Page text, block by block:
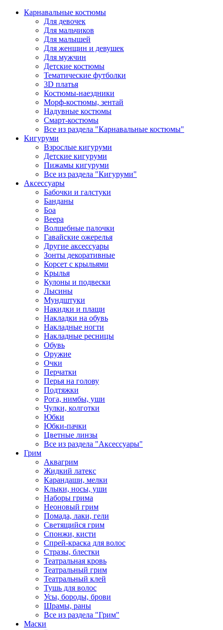
Карнавальные костюмы
Для девочек
Для мальчиков
Для малышей
Для женщин и девушек
Для мужчин
Детские костюмы
Тематические футболки
3D платья
Костюмы-наездники
Морф-костюмы, зентай
Надувные костюмы
Смарт-костюмы
Все из раздела "Карнавальные костюмы"
Кигуруми
Взрослые кигуруми
Детские кигуруми
Пижамы кигуруми
Все из раздела "Кигуруми"
Аксессуары
Бабочки и галстуки
Банданы
Боа
Веера
Волшебные палочки
Гавайские ожерелья
Другие аксессуары
Зонты декоративные
Корсет с крыльями
Крылья
Кулоны и подвески
Лысины
Мундштуки
Накидки и плащи
Накладки на обувь
Накладные ногти
Накладные ресницы
Обувь
Оружие
Очки
Перчатки
Перья на голову
Подтяжки
Рога, нимбы, уши
Чулки, колготки
Юбки
Юбки-пачки
Цветные линзы
Все из раздела "Аксессуары"
Грим
Аквагрим
Жидкий латекс
Карандаши, мелки
Клыки, носы, уши
Наборы грима
Неоновый грим
Помада, лаки, гели
Светящийся грим
Спонжи, кисти
Спрей-краска для волос
Стразы, блестки
Театральная кровь
Театральный грим
Театральный клей
Тушь для волос
Усы, бороды, брови
Шрамы, раны
Все из раздела "Грим"
Маски